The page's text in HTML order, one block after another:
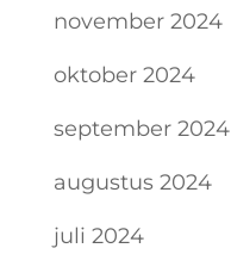
november 2024
oktober 2024
september 2024
augustus 2024
juli 2024